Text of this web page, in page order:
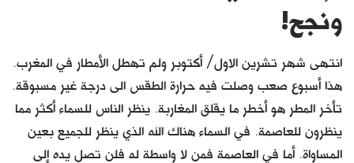
مواضيع
إفتتاحية
فكرة
دفاتر
بالصورة
ونجح!
انتهى شهر تشرين الاول/ أكتوبر ولم تهطل الأمطار في المغرب.
هذا أسبوع صعب وصلت فيه حرارة الطقس الى درجة غير مسبوقة.
تأخر المطر هو أخطر ما يقلق المغاربة. ينظر الناس للسماء أكثر مما
ينظرون للعاصمة. في السماء هناك الله الذي ينظر للجميع بعين
المساواة. أما في العاصمة فمن لا واسطة له فلن تصل يده إلى